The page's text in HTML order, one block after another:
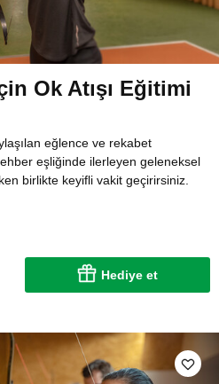
Ok Atışı Eğitimi
eğlence ve rekabet
eşliğinde ilerleyen geleneksel
birlikte keyifli vakit geçirirsiniz.
Hediye et